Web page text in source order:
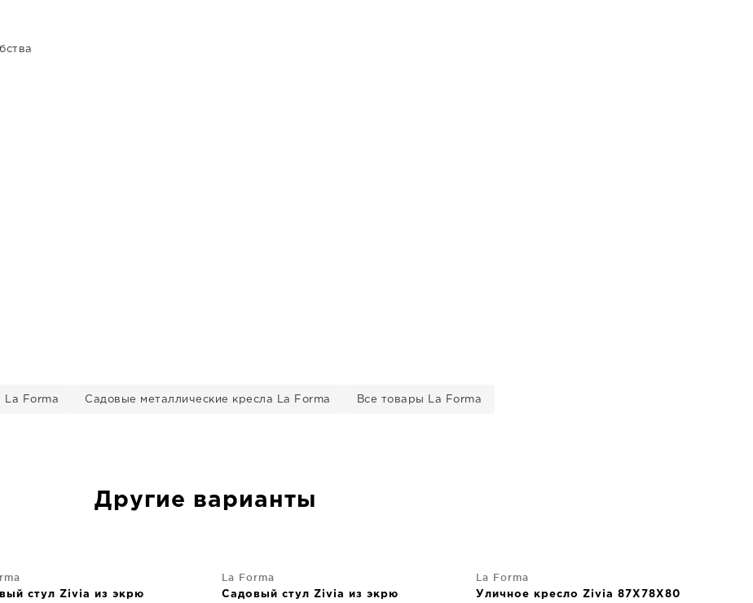
La Forma Садовые металлические кресла La Forma Все товары La Forma
Другие варианты
стул Zivia из экрю
La Forma
Садовый стул Zivia из экрю
La Forma
Уличное кресло Zivia 87X78X80